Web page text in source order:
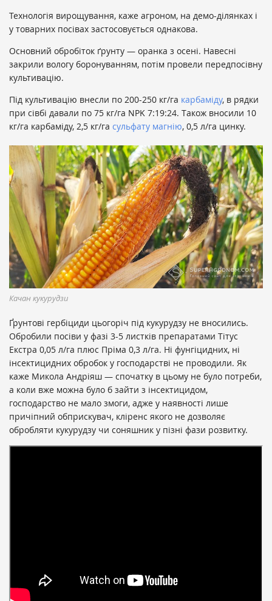
Технологія вирощування, каже агроном, на демо-ділянках і
у товарних посівах застосовується однакова.
Основний обробіток ґрунту — оранка з осені. Навесні
закрили вологу боронуванням, потім провели передпосівну
культивацію.
Під культивацію внесли по 200-250 кг/га карбаміду, в рядки
при сівбі давали по 75 кг/га NPK 7:19:24. Також вносили 10
кг/га карбаміду, 2,5 кг/га сульфату магнію, 0,5 л/га цинку.
Качан кукурудзи
Ґрунтові гербіциди цьогоріч під кукурудзу не вносились.
Обробили посіви у фазі 3-5 листків препаратами Тітус
Екстра 0,05 л/га плюс Пріма 0,3 л/га. Ні фунгіцидних, ні
інсектицидних обробок у господарстві не проводили. Як
каже Микола Андріяш — спочатку в цьому не було потреби,
а коли вже можна було б зайти з інсектицидом,
господарство не мало змоги, адже у наявності лише
причіпний обприскувач, кліренс якого не дозволяє
обробляти кукурудзу чи соняшник у пізні фази розвитку.